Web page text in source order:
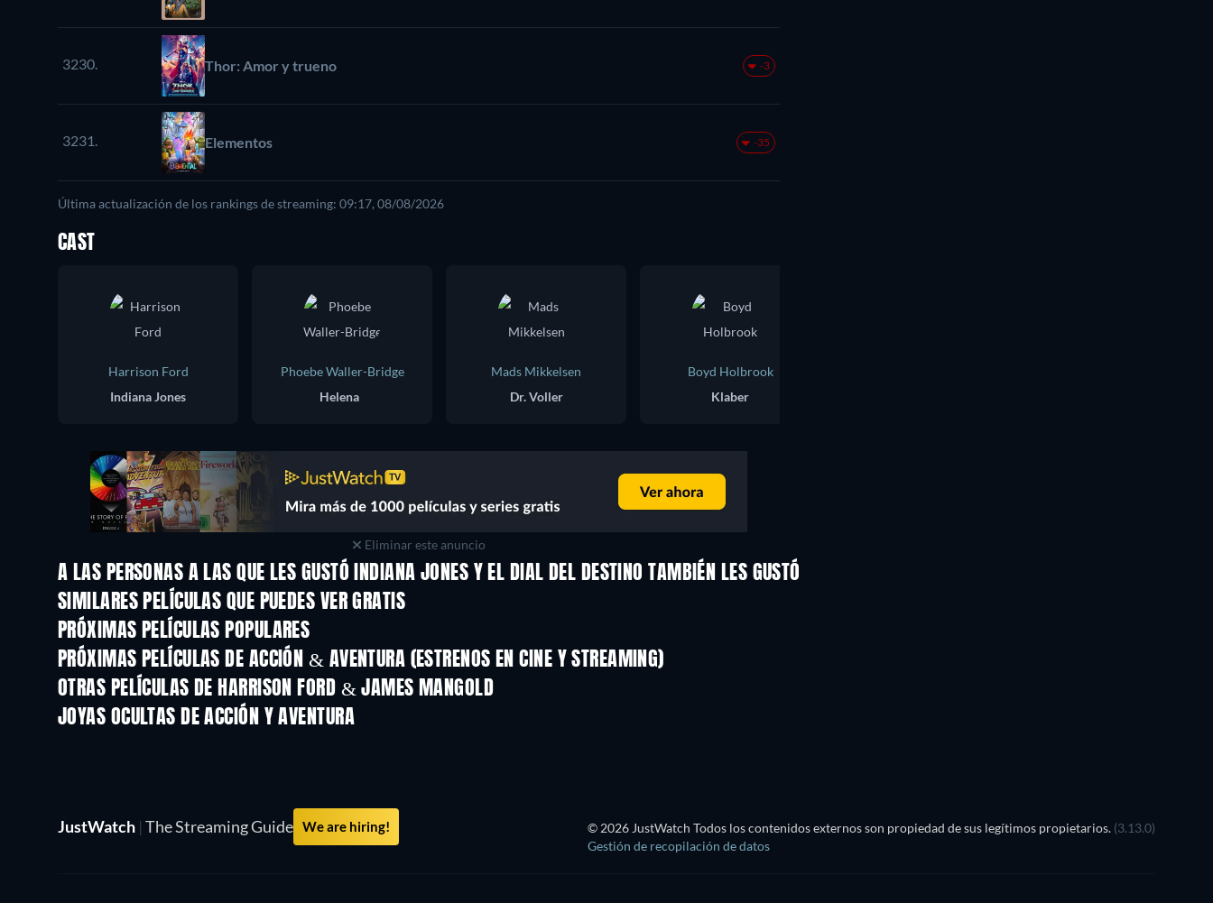
3230. Thor: Amor y trueno -3
3231. Elementos -35
Última actualización de los rankings de streaming: 09:17, 08/08/2026
CAST
Harrison Ford
Indiana Jones
Phoebe Waller-Bridge
Helena
Mads Mikkelsen
Dr. Voller
Boyd Holbrook
Klaber
Eliminar este anuncio
A LAS PERSONAS A LAS QUE LES GUSTÓ INDIANA JONES Y EL DIAL DEL DESTINO TAMBIÉN LES GUSTÓ
SIMILARES PELÍCULAS QUE PUEDES VER GRATIS
PRÓXIMAS PELÍCULAS POPULARES
PRÓXIMAS PELÍCULAS DE ACCIÓN & AVENTURA (ESTRENOS EN CINE Y STREAMING)
OTRAS PELÍCULAS DE HARRISON FORD & JAMES MANGOLD
JOYAS OCULTAS DE ACCIÓN Y AVENTURA
JustWatch | The Streaming Guide We are hiring! © 2026 JustWatch Todos los contenidos externos son propiedad de sus legítimos propietarios. (3.13.0)
Gestión de recopilación de datos